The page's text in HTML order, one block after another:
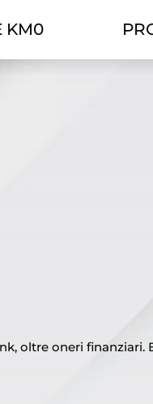
KM0
oltre oneri finanziari.